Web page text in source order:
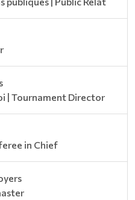
| Tournament Director
in Chief